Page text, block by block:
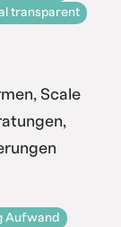
transparent
Scale
Aufwand